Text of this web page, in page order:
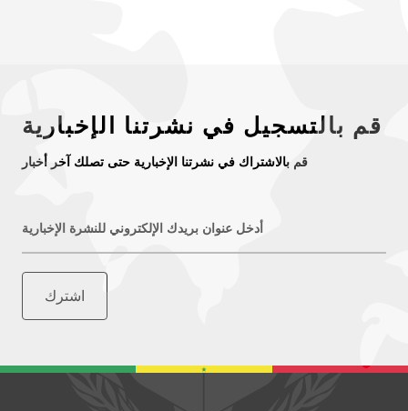
قم بالتسجيل في نشرتنا الإخبارية
قم بالاشتراك في نشرتنا الإخبارية حتى تصلك آخر أخبار
أدخل عنوان بريدك الإلكتروني للنشرة الإخبارية
اشترك